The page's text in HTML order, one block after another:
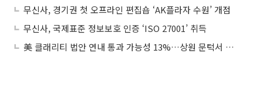
무신사, 경기권 첫 오프라인 편집숍 ‘AK플라자 수원’ 개점
무신사, 국제표준 정보보호 인증 ‘ISO 27001’ 취득
美 클래리티 법안 연내 통과 가능성 13%…상원 문턱서 제동